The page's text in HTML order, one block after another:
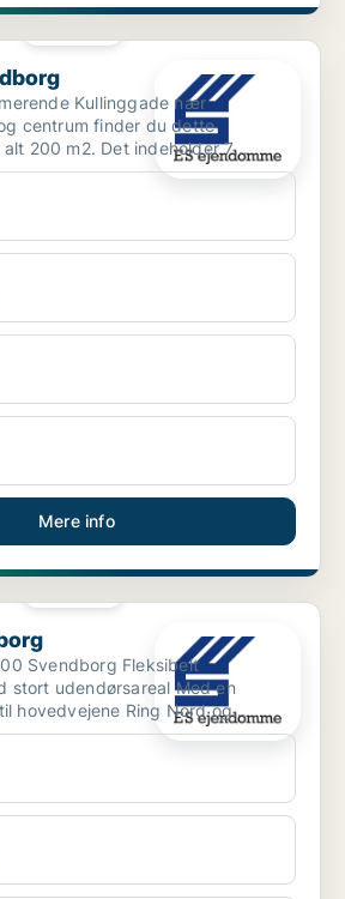
Kullinggade nær
centrum finder du dette
200 m2. Det indeholder 7
samt t...
Mere info
Svendborg Fleksibelt
udendørsareal Med en
hovedvejene Ring Nord og
...